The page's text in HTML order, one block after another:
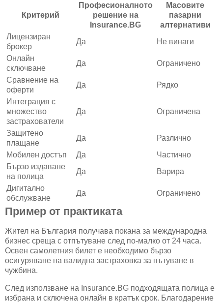
Критерий
Професионалното
решение на
Insurance.BG
Масовите
пазарни
алтернативи
Лицензиран
брокер
Да
Не винаги
Онлайн
сключване
Да
Ограничено
Сравнение на
оферти
Да
Рядко
Интеграция с
множество
застрахователи
Да Ограничена
Защитено
плащане
Да
Различно
Мобилен достъп
Да
Частично
Бързо издаване
на полица
Да
Варира
Дигитално
обслужване
Да Ограничено
Пример от практиката
Жител на България получава покана за международна
бизнес среща с отпътуване след по-малко от 24 часа.
Освен самолетния билет е необходимо бързо
осигуряване на валидна застраховка за пътуване в
чужбина.
След използване на Insurance.BG подходящата полица е
избрана и сключена онлайн в кратък срок. Благодарение